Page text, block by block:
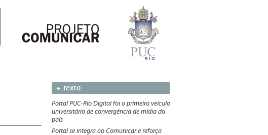
+ texto
Portal PUC-Rio Digital foi o primeiro veículo
universitário de convergência de mídia do
país
Portal se integra ao Comunicar e reforça